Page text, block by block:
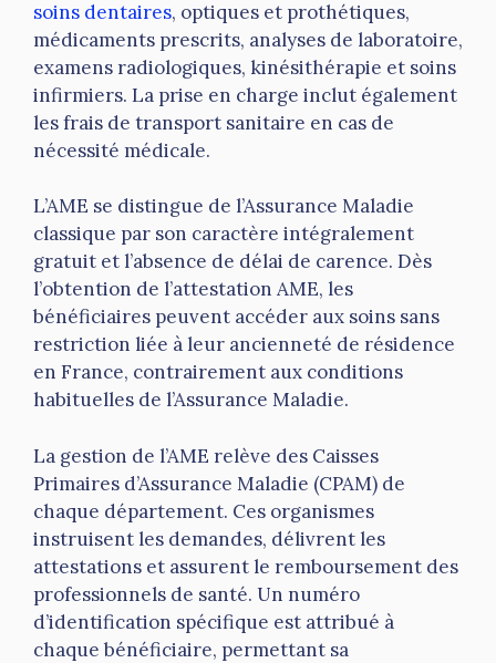
soins dentaires, optiques et prothétiques,
médicaments prescrits, analyses de laboratoire,
examens radiologiques, kinésithérapie et soins
infirmiers. La prise en charge inclut également
les frais de transport sanitaire en cas de
nécessité médicale.
L’AME se distingue de l’Assurance Maladie
classique par son caractère intégralement
gratuit et l’absence de délai de carence. Dès
l’obtention de l’attestation AME, les
bénéficiaires peuvent accéder aux soins sans
restriction liée à leur ancienneté de résidence
en France, contrairement aux conditions
habituelles de l’Assurance Maladie.
La gestion de l’AME relève des Caisses
Primaires d’Assurance Maladie (CPAM) de
chaque département. Ces organismes
instruisent les demandes, délivrent les
attestations et assurent le remboursement des
professionnels de santé. Un numéro
d’identification spécifique est attribué à
chaque bénéficiaire, permettant sa